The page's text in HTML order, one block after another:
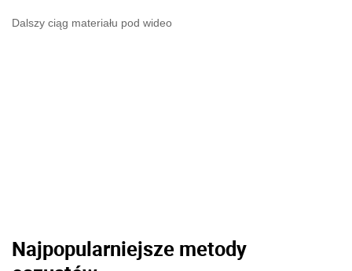
Dalszy ciąg materiału pod wideo
Najpopularniejsze metody